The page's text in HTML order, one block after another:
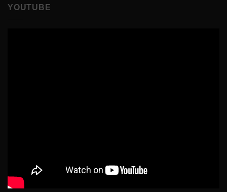
YOUTUBE